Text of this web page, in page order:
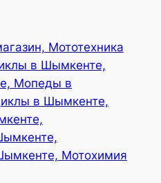
Мототехника
в Шымкенте,
Мопеды в
в Шымкенте,
Мотохимия